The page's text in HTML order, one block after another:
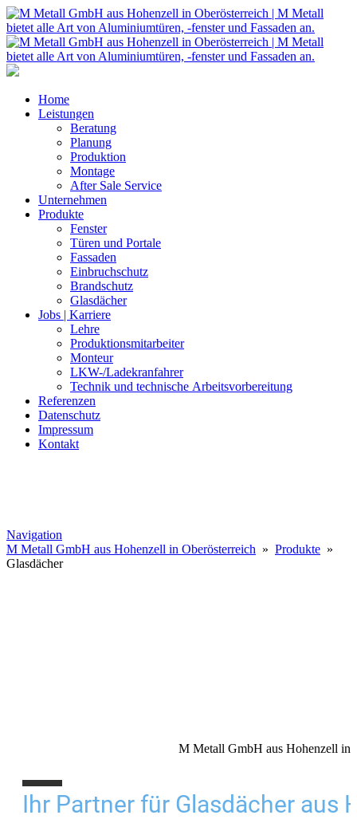
Home
Leistungen
Beratung
Planung
Produktion
Montage
After Sale Service
Unternehmen
Produkte
Fenster
Türen und Portale
Fassaden
Einbruchschutz
Brandschutz
Glasdächer
Jobs | Karriere
Lehre
Produktionsmitarbeiter
Monteur
LKW-/Ladekranfahrer
Technik und technische Arbeitsvorbereitung
Referenzen
Datenschutz
Impressum
Kontakt
Navigation
M Metall GmbH aus Hohenzell in Oberösterreich » Produkte »
Glasdächer
M Metall GmbH aus Hohenzell in
Ihr Partner für Glasdächer aus